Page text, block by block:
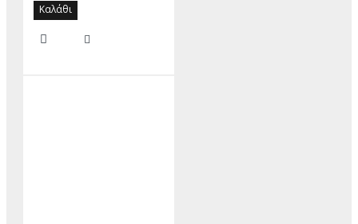
Καλάθι